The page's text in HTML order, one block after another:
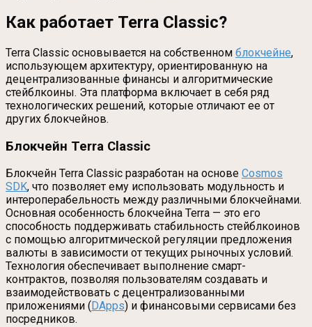
Как работает Terra Classic?
Terra Classic основывается на собственном блокчейне,
использующем архитектуру, ориентированную на
децентрализованные финансы и алгоритмические
стейблкоины. Эта платформа включает в себя ряд
технологических решений, которые отличают ее от
других блокчейнов.
Блокчейн Terra Classic
Блокчейн Terra Classic разработан на основе Cosmos
SDK, что позволяет ему использовать модульность и
интероперабельность между различными блокчейнами.
Основная особенность блокчейна Terra — это его
способность поддерживать стабильность стейблкоинов
с помощью алгоритмической регуляции предложения
валюты в зависимости от текущих рыночных условий.
Технология обеспечивает выполнение смарт-
контрактов, позволяя пользователям создавать и
взаимодействовать с децентрализованными
приложениями ( DApps) и финансовыми сервисами без
посредников.